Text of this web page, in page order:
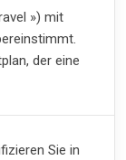
») mit
der eine
Sie in